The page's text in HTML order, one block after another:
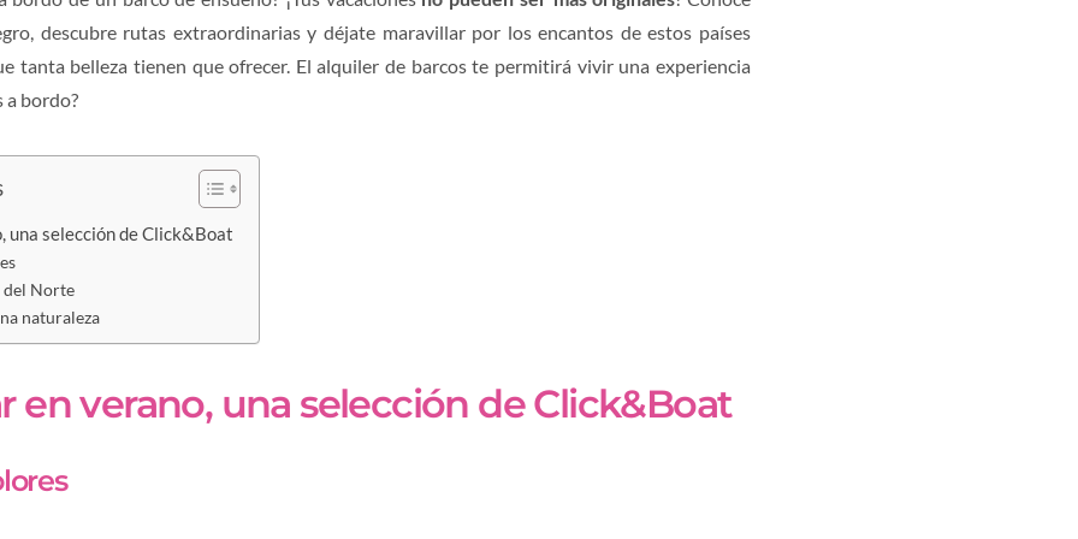
descubre rutas extraordinarias y déjate maravillar por los encantos de estos países
tanta belleza tienen que ofrecer. El alquiler de barcos te permitirá vivir una experiencia
a bordo?
una selección de Click&Boat
del Norte
naturaleza
en verano, una selección de Click&Boat